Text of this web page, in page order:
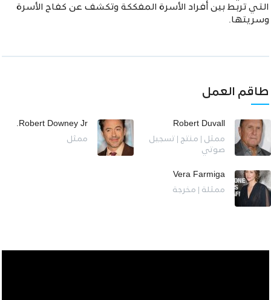
التي تربط بين أفراد الأسرة المفككة وتكشف عن كفاح الأسرة
وسريتها.
طاقم العمل
Robert Duvall
ممثل | منتج | تسجيل
صوتي
Robert Downey Jr.
ممثل
Vera Farmiga
ممثلة | مخرجة